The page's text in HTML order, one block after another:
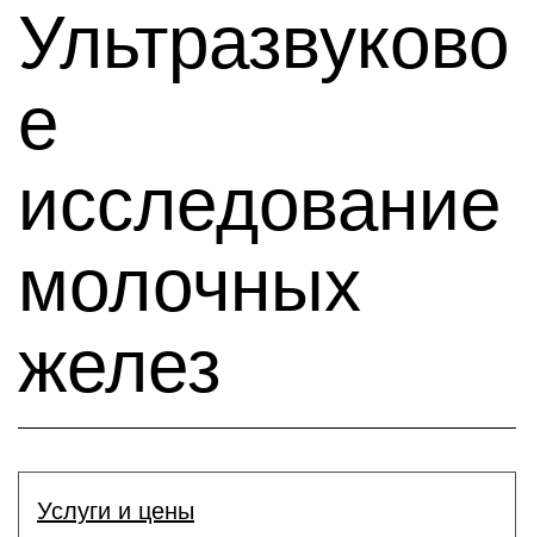
Ультразвуково
е
исследование
молочных
желез
Услуги и цены